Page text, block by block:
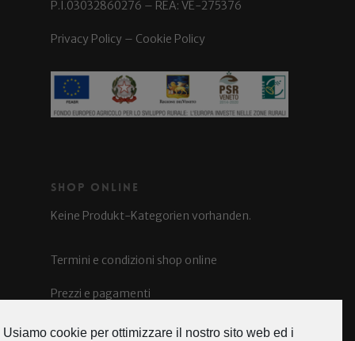
P.I.03032860276 – REA: VE-275376
Privacy Policy – Cookie Policy
Shop Online
Keine Produkt-Kategorien vorhanden.
Termini e condizioni shop online
Prezzi e pagamenti
Spedizioni e costi
Usiamo cookie per ottimizzare il nostro sito web ed i